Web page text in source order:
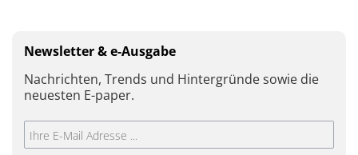
Newsletter & e-Ausgabe
Nachrichten, Trends und Hintergründe sowie die
neuesten E-paper.